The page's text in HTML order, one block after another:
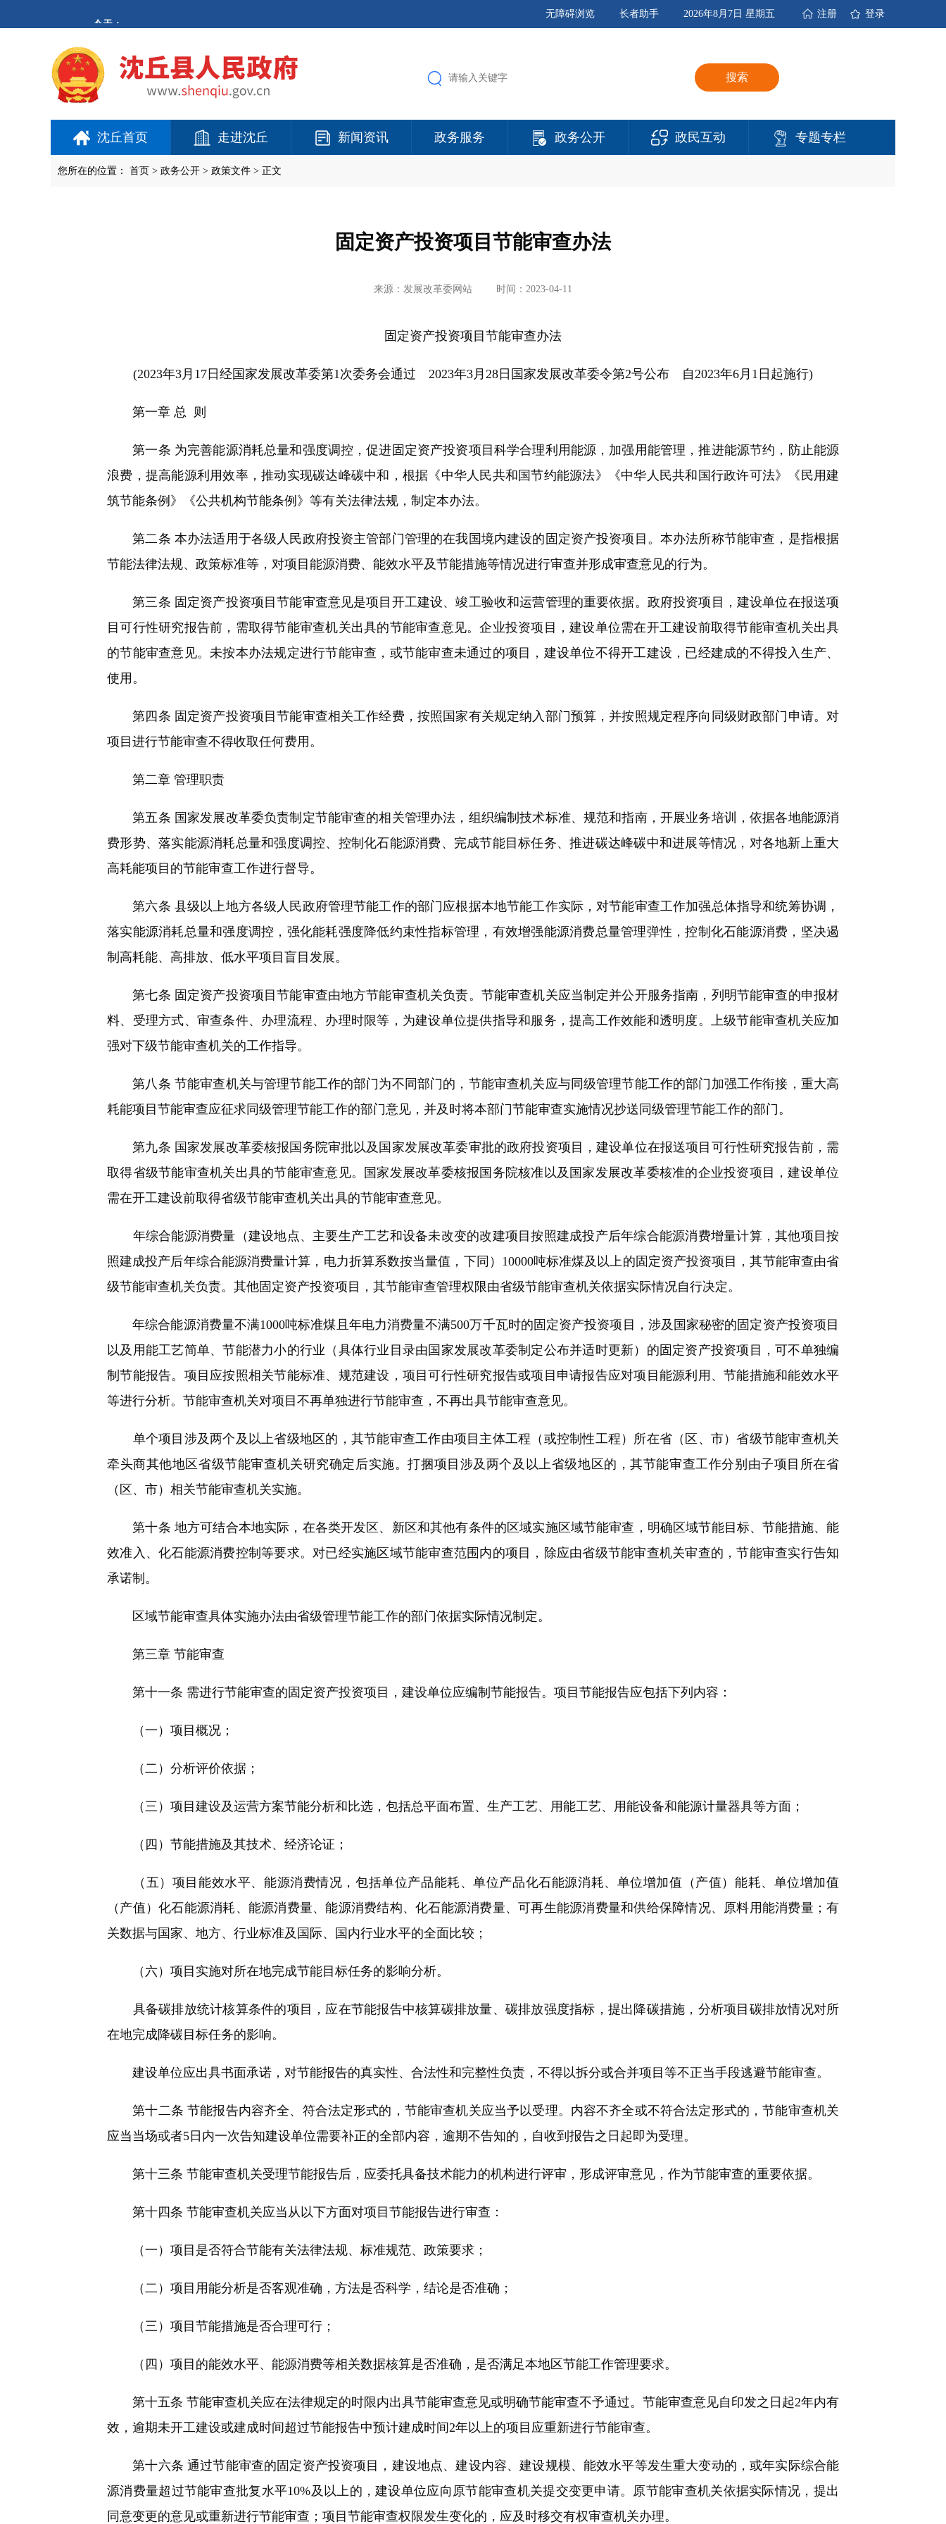
进
登录
注册
2026年8月7日 星期五
长者助手
无障碍浏览
搜索
沈丘首页 走进沈丘 新闻资讯 政务服务 政务公开 政民互动 专题专栏
您所在的位置： 首页 > 政务公开 > 政策文件 > 正文
固定资产投资项目节能审查办法
来源：发展改革委网站 时间：2023-04-11
固定资产投资项目节能审查办法
(2023年3月17日经国家发展改革委第1次委务会通过 2023年3月28日国家发展改革委令第2号公布 自2023年6月1日起施行)
第一章 总 则
第一条 为完善能源消耗总量和强度调控，促进固定资产投资项目科学合理利用能源，加强用能管理，推进能源节约，防止能源
浪费，提高能源利用效率，推动实现碳达峰碳中和，根据《中华人民共和国节约能源法》《中华人民共和国行政许可法》《民用建
筑节能条例》《公共机构节能条例》等有关法律法规，制定本办法。
第二条 本办法适用于各级人民政府投资主管部门管理的在我国境内建设的固定资产投资项目。本办法所称节能审查，是指根据
节能法律法规、政策标准等，对项目能源消费、能效水平及节能措施等情况进行审查并形成审查意见的行为。
第三条 固定资产投资项目节能审查意见是项目开工建设、竣工验收和运营管理的重要依据。政府投资项目，建设单位在报送项
目可行性研究报告前，需取得节能审查机关出具的节能审查意见。企业投资项目，建设单位需在开工建设前取得节能审查机关出具
的节能审查意见。未按本办法规定进行节能审查，或节能审查未通过的项目，建设单位不得开工建设，已经建成的不得投入生产、
使用。
第四条 固定资产投资项目节能审查相关工作经费，按照国家有关规定纳入部门预算，并按照规定程序向同级财政部门申请。对
项目进行节能审查不得收取任何费用。
第二章 管理职责
第五条 国家发展改革委负责制定节能审查的相关管理办法，组织编制技术标准、规范和指南，开展业务培训，依据各地能源消
费形势、落实能源消耗总量和强度调控、控制化石能源消费、完成节能目标任务、推进碳达峰碳中和进展等情况，对各地新上重大
高耗能项目的节能审查工作进行督导。
第六条 县级以上地方各级人民政府管理节能工作的部门应根据本地节能工作实际，对节能审查工作加强总体指导和统筹协调，
落实能源消耗总量和强度调控，强化能耗强度降低约束性指标管理，有效增强能源消费总量管理弹性，控制化石能源消费，坚决遏
制高耗能、高排放、低水平项目盲目发展。
第七条 固定资产投资项目节能审查由地方节能审查机关负责。节能审查机关应当制定并公开服务指南，列明节能审查的申报材
料、受理方式、审查条件、办理流程、办理时限等，为建设单位提供指导和服务，提高工作效能和透明度。上级节能审查机关应加
强对下级节能审查机关的工作指导。
第八条 节能审查机关与管理节能工作的部门为不同部门的，节能审查机关应与同级管理节能工作的部门加强工作衔接，重大高
耗能项目节能审查应征求同级管理节能工作的部门意见，并及时将本部门节能审查实施情况抄送同级管理节能工作的部门。
第九条 国家发展改革委核报国务院审批以及国家发展改革委审批的政府投资项目，建设单位在报送项目可行性研究报告前，需
取得省级节能审查机关出具的节能审查意见。国家发展改革委核报国务院核准以及国家发展改革委核准的企业投资项目，建设单位
需在开工建设前取得省级节能审查机关出具的节能审查意见。
年综合能源消费量（建设地点、主要生产工艺和设备未改变的改建项目按照建成投产后年综合能源消费增量计算，其他项目按
照建成投产后年综合能源消费量计算，电力折算系数按当量值，下同）10000吨标准煤及以上的固定资产投资项目，其节能审查由省
级节能审查机关负责。其他固定资产投资项目，其节能审查管理权限由省级节能审查机关依据实际情况自行决定。
年综合能源消费量不满1000吨标准煤且年电力消费量不满500万千瓦时的固定资产投资项目，涉及国家秘密的固定资产投资项目
以及用能工艺简单、节能潜力小的行业（具体行业目录由国家发展改革委制定公布并适时更新）的固定资产投资项目，可不单独编
制节能报告。项目应按照相关节能标准、规范建设，项目可行性研究报告或项目申请报告应对项目能源利用、节能措施和能效水平
等进行分析。节能审查机关对项目不再单独进行节能审查，不再出具节能审查意见。
单个项目涉及两个及以上省级地区的，其节能审查工作由项目主体工程（或控制性工程）所在省（区、市）省级节能审查机关
牵头商其他地区省级节能审查机关研究确定后实施。打捆项目涉及两个及以上省级地区的，其节能审查工作分别由子项目所在省
（区、市）相关节能审查机关实施。
第十条 地方可结合本地实际，在各类开发区、新区和其他有条件的区域实施区域节能审查，明确区域节能目标、节能措施、能
效准入、化石能源消费控制等要求。对已经实施区域节能审查范围内的项目，除应由省级节能审查机关审查的，节能审查实行告知
承诺制。
区域节能审查具体实施办法由省级管理节能工作的部门依据实际情况制定。
第三章 节能审查
第十一条 需进行节能审查的固定资产投资项目，建设单位应编制节能报告。项目节能报告应包括下列内容：
（一）项目概况；
（二）分析评价依据；
（三）项目建设及运营方案节能分析和比选，包括总平面布置、生产工艺、用能工艺、用能设备和能源计量器具等方面；
（四）节能措施及其技术、经济论证；
（五）项目能效水平、能源消费情况，包括单位产品能耗、单位产品化石能源消耗、单位增加值（产值）能耗、单位增加值
（产值）化石能源消耗、能源消费量、能源消费结构、化石能源消费量、可再生能源消费量和供给保障情况、原料用能消费量；有
关数据与国家、地方、行业标准及国际、国内行业水平的全面比较；
（六）项目实施对所在地完成节能目标任务的影响分析。
具备碳排放统计核算条件的项目，应在节能报告中核算碳排放量、碳排放强度指标，提出降碳措施，分析项目碳排放情况对所
在地完成降碳目标任务的影响。
建设单位应出具书面承诺，对节能报告的真实性、合法性和完整性负责，不得以拆分或合并项目等不正当手段逃避节能审查。
第十二条 节能报告内容齐全、符合法定形式的，节能审查机关应当予以受理。内容不齐全或不符合法定形式的，节能审查机关
应当当场或者5日内一次告知建设单位需要补正的全部内容，逾期不告知的，自收到报告之日起即为受理。
第十三条 节能审查机关受理节能报告后，应委托具备技术能力的机构进行评审，形成评审意见，作为节能审查的重要依据。
第十四条 节能审查机关应当从以下方面对项目节能报告进行审查：
（一）项目是否符合节能有关法律法规、标准规范、政策要求；
（二）项目用能分析是否客观准确，方法是否科学，结论是否准确；
（三）项目节能措施是否合理可行；
（四）项目的能效水平、能源消费等相关数据核算是否准确，是否满足本地区节能工作管理要求。
第十五条 节能审查机关应在法律规定的时限内出具节能审查意见或明确节能审查不予通过。节能审查意见自印发之日起2年内有
效，逾期未开工建设或建成时间超过节能报告中预计建成时间2年以上的项目应重新进行节能审查。
第十六条 通过节能审查的固定资产投资项目，建设地点、建设内容、建设规模、能效水平等发生重大变动的，或年实际综合能
源消费量超过节能审查批复水平10%及以上的，建设单位应向原节能审查机关提交变更申请。原节能审查机关依据实际情况，提出
同意变更的意见或重新进行节能审查；项目节能审查权限发生变化的，应及时移交有权审查机关办理。